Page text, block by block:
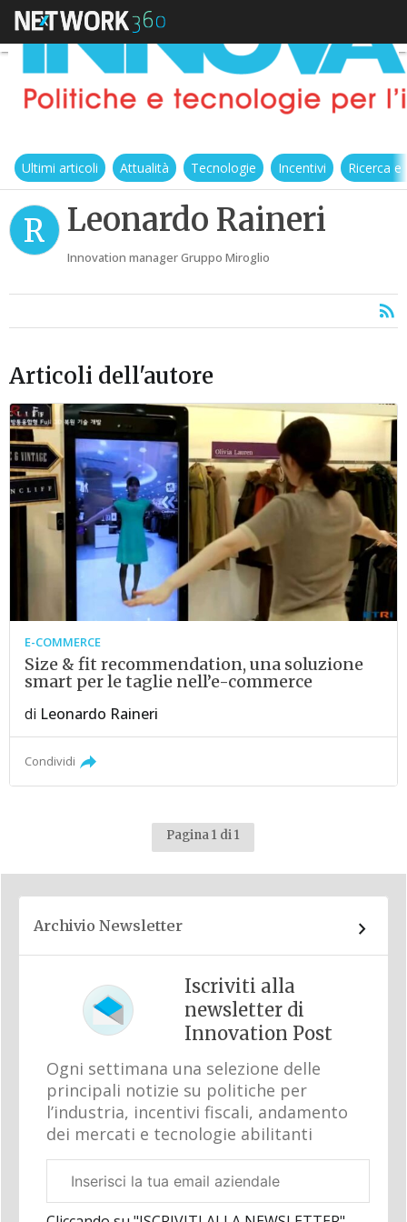
Ultimi articoli Attualità Tecnologie Incentivi Ricerca
R Leonardo Raineri
Innovation manager Gruppo Miroglio
Articoli dell'autore
E-COMMERCE
Size & fit recommendation, una soluzione
smart per le taglie nell’e-commerce
di Leonardo Raineri
Condividi
Pagina 1 di 1
Archivio Newsletter
Iscriviti alla
newsletter di
Innovation Post
Ogni settimana una selezione delle
principali notizie su politiche per
l’industria, incentivi fiscali, andamento
dei mercati e tecnologie abilitanti
aziendale